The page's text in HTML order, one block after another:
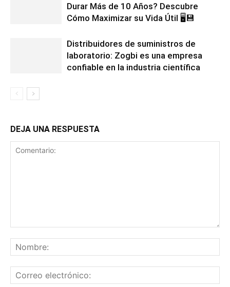
Durar Más de 10 Años? Descubre
Cómo Maximizar su Vida Útil 🖥️💾
Distribuidores de suministros de
laboratorio: Zogbi es una empresa
confiable en la industria científica
DEJA UNA RESPUESTA